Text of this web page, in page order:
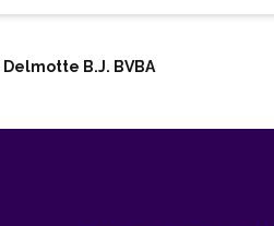
Delmotte B.J. BVBA